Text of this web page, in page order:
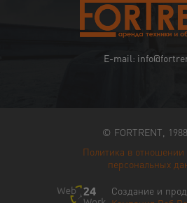
E-mail:
© FORTRENT,
Политика в отношении
персональных
Создание и